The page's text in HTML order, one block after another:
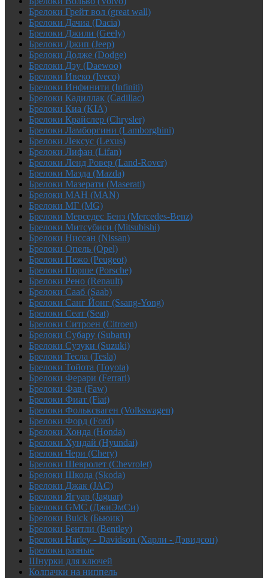
Брелоки Грейт вол (great wall)
Брелоки Дачиа (Dacia)
Брелоки Джили (Geely)
Брелоки Джип (Jeep)
Брелоки Додже (Dodge)
Брелоки Дэу (Daewoo)
Брелоки Ивеко (Iveco)
Брелоки Инфинити (Infiniti)
Брелоки Кадиллак (Cadillac)
Брелоки Киа (KIA)
Брелоки Крайслер (Chrysler)
Брелоки Ламборгини (Lamborghini)
Брелоки Лексус (Lexus)
Брелоки Лифан (Lifan)
Брелоки Ленд Ровер (Land-Rover)
Брелоки Мазда (Mazda)
Брелоки Мазерати (Maserati)
Брелоки МАН (MAN)
Брелоки МГ (MG)
Брелоки Мерседес Бенз (Mercedes-Benz)
Брелоки Митсубиси (Mitsubishi)
Брелоки Ниссан (Nissan)
Брелоки Опель (Opel)
Брелоки Пежо (Peugeot)
Брелоки Порше (Porsche)
Брелоки Рено (Renault)
Брелоки Сааб (Saab)
Брелоки Санг Йонг (Ssang-Yong)
Брелоки Сеат (Seat)
Брелоки Ситроен (Citroen)
Брелоки Субару (Subaru)
Брелоки Сузуки (Suzuki)
Брелоки Тесла (Tesla)
Брелоки Тойота (Toyota)
Брелоки Ферари (Ferrari)
Брелоки Фав (Faw)
Брелоки Фиат (Fiat)
Брелоки Фольксваген (Volkswagen)
Брелоки Форд (Ford)
Брелоки Хонда (Honda)
Брелоки Хундай (Hyundai)
Брелоки Чери (Chery)
Брелоки Шевролет (Chevrolet)
Брелоки Шкода (Skoda)
Брелоки Джак (JAC)
Брелоки Ягуар (Jaguar)
Брелоки GMC (ДжиЭмСи)
Брелоки Buick (Бьюик)
Брелоки Бентли (Bentley)
Брелоки Harley - Davidson (Харли - Дэвидсон)
Брелоки разные
Шнурки для ключей
Колпачки на ниппель